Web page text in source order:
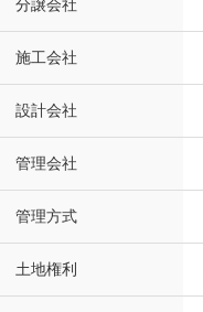
分譲会社
施工会社
設計会社
管理会社
管理方式
土地権利